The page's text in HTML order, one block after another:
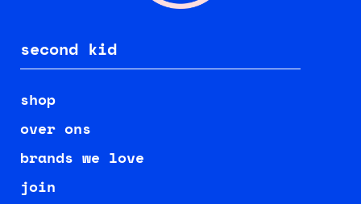
second kid
shop
over ons
brands we love
join